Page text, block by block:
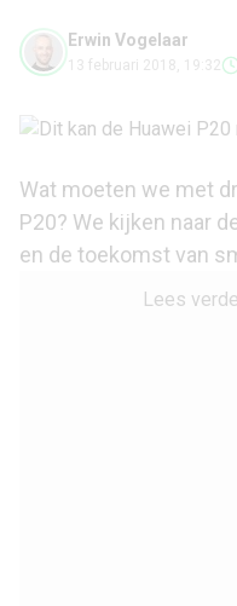
Erwin Vogelaar
13 februari 2018, 19:32
Wat moeten we met
P20? We kijken naar
en de toekomst van
Lees